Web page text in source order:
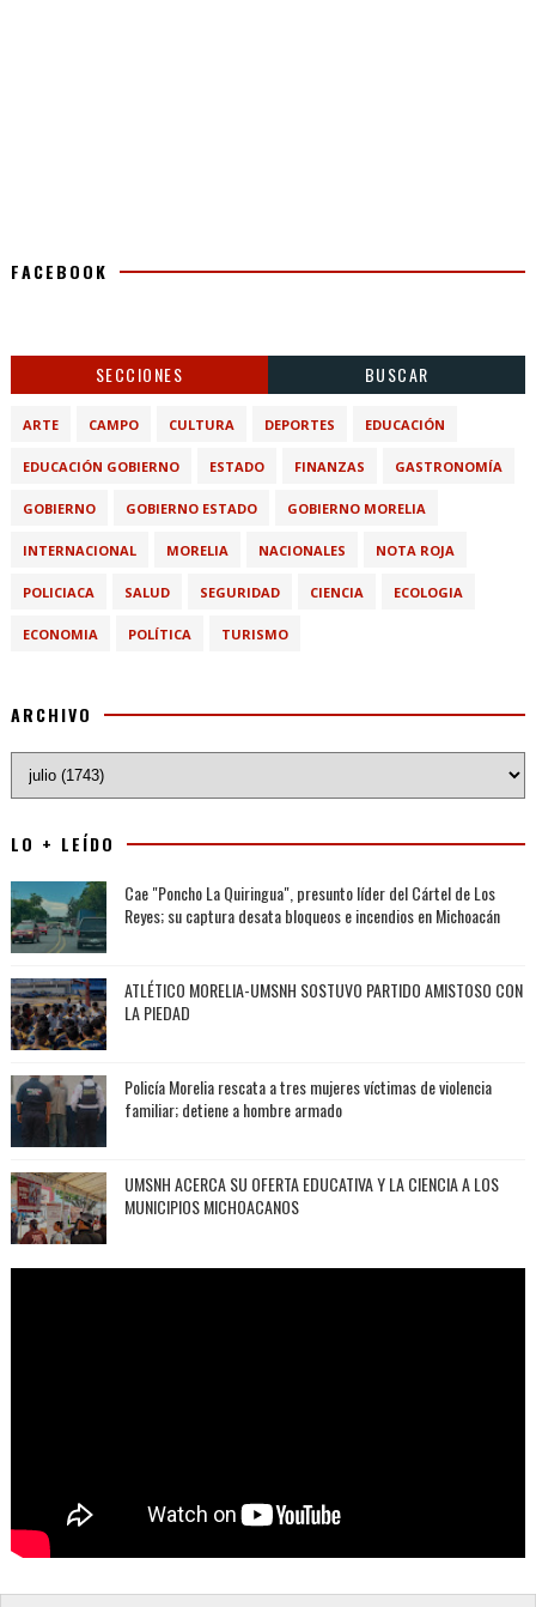
FACEBOOK
SECCIONES BUSCAR
ARTE CAMPO CULTURA DEPORTES EDUCACIÓN
EDUCACIÓN GOBIERNO ESTADO FINANZAS GASTRONOMÍA
GOBIERNO GOBIERNO ESTADO GOBIERNO MORELIA
INTERNACIONAL MORELIA NACIONALES NOTA ROJA
POLICIACA SALUD SEGURIDAD CIENCIA ECOLOGIA
ECONOMIA POLÍTICA TURISMO
ARCHIVO
LO + LEÍDO
Cae "Poncho La Quiringua", presunto líder del Cártel de Los
Reyes; su captura desata bloqueos e incendios en Michoacán
ATLÉTICO MORELIA-UMSNH SOSTUVO PARTIDO AMISTOSO CON
LA PIEDAD
Policía Morelia rescata a tres mujeres víctimas de violencia
familiar; detiene a hombre armado
UMSNH ACERCA SU OFERTA EDUCATIVA Y LA CIENCIA A LOS
MUNICIPIOS MICHOACANOS